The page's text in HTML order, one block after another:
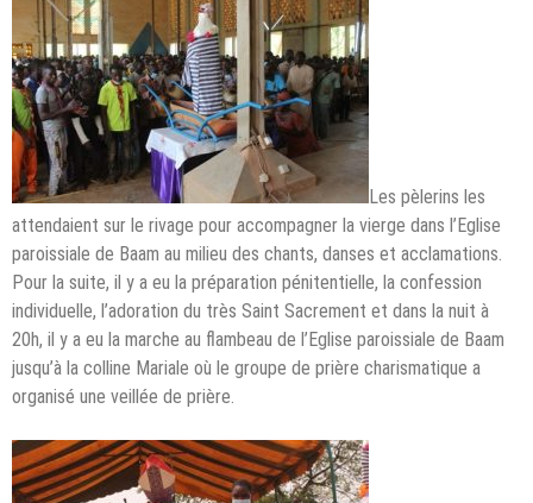
Les pèlerins les
attendaient sur le rivage pour accompagner la vierge dans l’Eglise
paroissiale de Baam au milieu des chants, danses et acclamations.
Pour la suite, il y a eu la préparation pénitentielle, la confession
individuelle, l’adoration du très Saint Sacrement et dans la nuit à
20h, il y a eu la marche au flambeau de l’Eglise paroissiale de Baam
jusqu’à la colline Mariale où le groupe de prière charismatique a
organisé une veillée de prière.